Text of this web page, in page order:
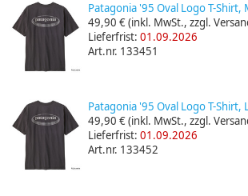
Patagonia '95 Oval Logo T-Shirt,
49,90 €(inkl. MwSt., zzgl.
Lieferfrist: 01.09.2026
Art.nr. 133451
Patagonia '95 Oval Logo T-Shirt,
49,90 €(inkl. MwSt., zzgl.
Lieferfrist: 01.09.2026
Art.nr. 133452